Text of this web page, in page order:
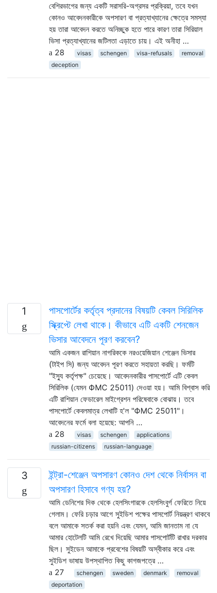
বেশিরভাগের জন্য একটি সরাসরি-অগ্রসর প্রক্রিয়া, তবে যখন
কোনও আবেদনকারীকে অপসারণ বা প্রত্যাখ্যানের ক্ষেত্রে সমস্যা
হয় তারা আবেদন করতে অনিচ্ছুক হতে পারে কারণ তারা সিরিয়াল
ভিসা প্রত্যাখ্যানের জটিলতা এড়াতে চায়। এই অনীহা …
28
visas schengen visa-refusals
removal
deception
1
পাসপোর্টের কর্তৃত্ব প্রদানের বিষয়টি কেবল সিরিলিক
স্ক্রিপ্টে লেখা থাকে। কীভাবে এটি একটি শেনজেন
ভিসার আবেদনে পূরণ করবেন?
আমি একজন রাশিয়ান নাগরিককে নরওয়েজিয়ান শেঞ্জেন ভিসার
(টাইপ সি) জন্য আবেদন পূরণ করতে সহায়তা করছি। ফর্মটি
"ইস্যু কর্তৃপক্ষ" চেয়েছে। আবেদনকারীর পাসপোর্টে এটি কেবল
সিরিলিক (যেমন ФМС 25011) দেওয়া হয়। আমি বিশ্বাস করি
এটি রাশিয়ান ফেডারেল মাইগ্রেশন পরিষেবাকে বোঝায়। তবে
পাসপোর্টে কেবলমাত্র লেখাটি হ'ল "ФМС 25011"।
আবেদনের ফর্মে বলা হয়েছে: আপনি …
28
visas schengen
applications
russian-citizens
russian-language
3
ইন্ট্রা-শেঞ্জেন অপসারণ কোনও দেশ থেকে নির্বাসন বা
অপসারণ হিসাবে গণ্য হয়?
আমি ডেনিশের দিক থেকে হেলসিংগারকে হেলসিংবুর্গ ফেরিতে নিয়ে
গেলাম। ফেরি চড়ার আগে সুইডিশ পক্ষের পাসপোর্ট নিয়ন্ত্রণ থাকবে
বলে আমাকে সতর্ক করা হয়নি এবং যেমন, আমি জানতাম না যে
আমার হোটেলটি আমি রেখে দিয়েছি আমার পাসপোর্টটি রাখার দরকার
ছিল। সুইডেন আমাকে প্রবেশের বিষয়টি অস্বীকার করে এবং
সুইডিশ ভাষায় উপস্থাপিত কিছু কাগজপত্রে …
27
schengen sweden denmark
removal
deportation